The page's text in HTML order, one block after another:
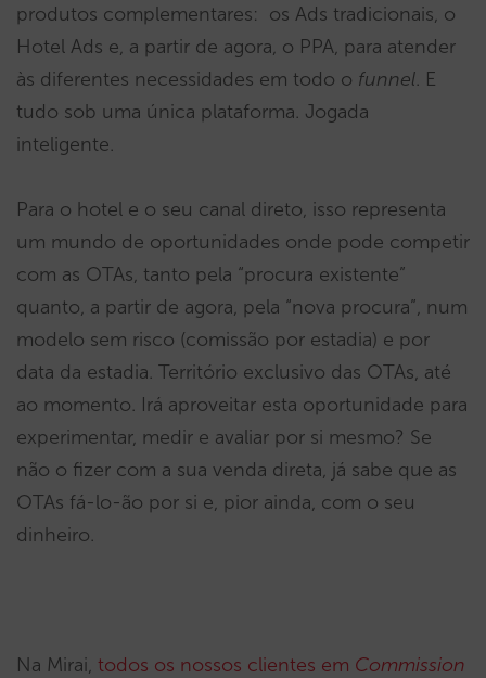
produtos complementares: os Ads tradicionais, o
Hotel Ads e, a partir de agora, o PPA, para atender
às diferentes necessidades em todo o funnel. E
tudo sob uma única plataforma. Jogada
inteligente.
Para o hotel e o seu canal direto, isso representa
um mundo de oportunidades onde pode competir
com as OTAs, tanto pela “procura existente”
quanto, a partir de agora, pela “nova procura”, num
modelo sem risco (comissão por estadia) e por
data da estadia. Território exclusivo das OTAs, até
ao momento. Irá aproveitar esta oportunidade para
experimentar, medir e avaliar por si mesmo? Se
não o fizer com a sua venda direta, já sabe que as
OTAs fá-lo-ão por si e, pior ainda, com o seu
dinheiro.
Na Mirai, todos os nossos clientes em Commission